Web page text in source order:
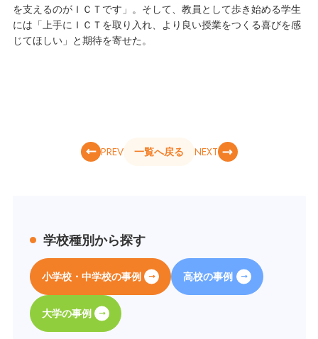
を支えるのがＩＣＴです」。そして、教員として歩き始める学生
には「上手にＩＣＴを取り入れ、より良い授業をつくる喜びを感
じてほしい」と期待を寄せた。
PREV 一覧へ戻る NEXT
学校種別から探す
小学校・中学校の事例 高校の事例
大学の事例